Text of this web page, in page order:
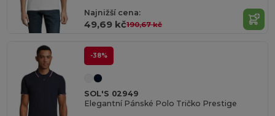
Najnižší cena:
49,69 kč190,67 kč
-38%
SOL'S 02949
Elegantní Pánské Polo Tričko Prestige